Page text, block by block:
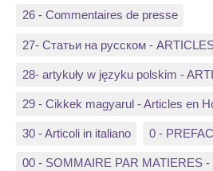
26 - Commentaires de presse
27- Статьи на русском -
28- artykuły w języku polskim -
29 - Cikkek magyarul - Articles en
30 - Articoli in italiano 0 -
00 - SOMMAIRE PAR MATIERES